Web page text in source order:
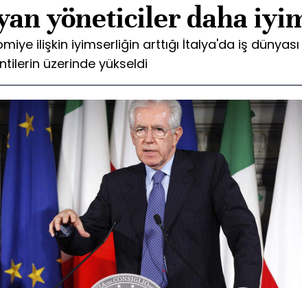
yöneticiler daha
ilişkin iyimserliğin arttığı İtalya'da iş
üzerinde yükseldi